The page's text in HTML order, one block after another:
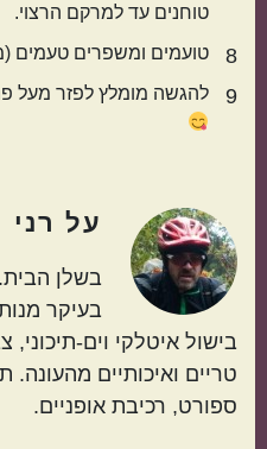
טוחנים עד למרקם הרצוי.
8 טועמים ומשפרים טעמים
9 להגשה מומלץ לפזר מעל
על רני
בשלן
בעיקר
בישול איטלקי וים-תיכוני,
טריים ואיכותיים מהעונה.
ספורט, רכיבת אופניים.